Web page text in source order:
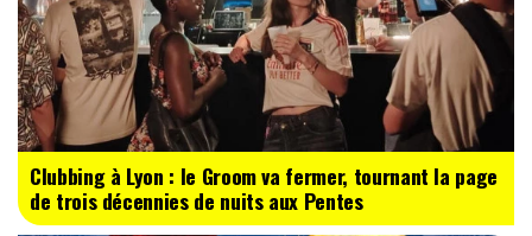
Clubbing à Lyon : le Groom va fermer, tournant la page
de trois décennies de nuits aux Pentes